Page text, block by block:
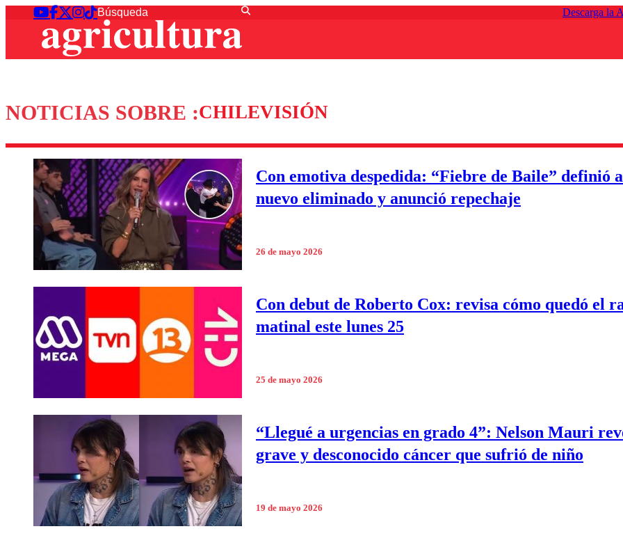
Descarga la
NOTICIAS SOBRE :CHILEVISIÓN
Con emotiva despedida: “Fiebre de Baile” definió
nuevo eliminado y anunció repechaje
26 de mayo 2026
Con debut de Roberto Cox: revisa cómo quedó el
matinal este lunes 25
25 de mayo 2026
“Llegué a urgencias en grado 4”: Nelson Mauri
grave y desconocido cáncer que sufrió de niño
19 de mayo 2026